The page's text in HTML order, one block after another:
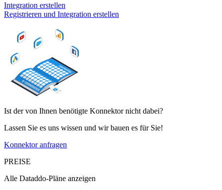
Integration erstellen
Registrieren und Integration erstellen
Ist der von Ihnen benötigte Konnektor nicht dabei?
Lassen Sie es uns wissen und wir bauen es für Sie!
Konnektor anfragen
PREISE
Alle Dataddo-Pläne anzeigen